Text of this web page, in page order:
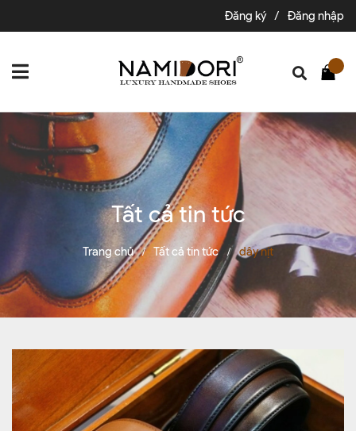
Đăng ký / Đăng nhập
Tất cả tin tức
Trang chủ / Tất cả tin tức / dây nịt